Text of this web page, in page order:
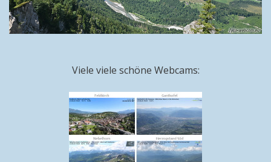
Viele viele schöne Webcams: